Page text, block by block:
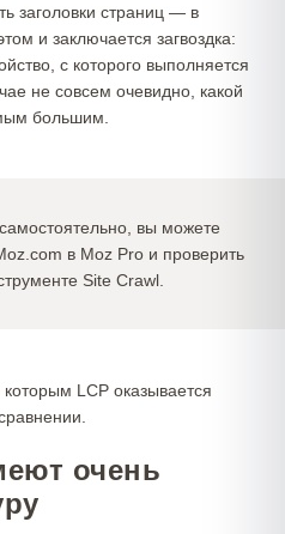
заголовки страниц — в
и заключается загвоздка:
с которого выполняется
не совсем очевидно, какой
большим.
вы можете
в Moz Pro и проверить
Site Crawl.
LCP оказывается
очень